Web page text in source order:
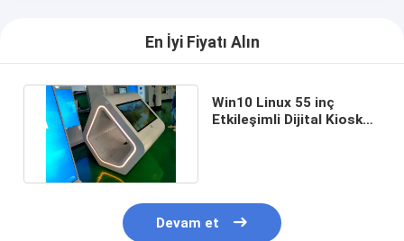
En İyi Fiyatı Alın
Win10 Linux 55 inç
Etkileşimli Dijital Kiosk
Devam et